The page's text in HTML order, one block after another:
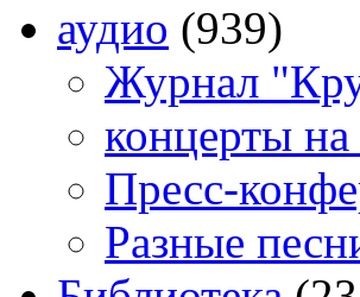
аудио (939)
Журнал
концерты на
Пресс-
Разные